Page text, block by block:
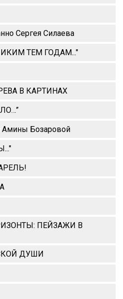
Сергея Силаева
ТЕМ ГОДАМ..."
В КАРТИНАХ
Амины Бозаровой
ПЕЙЗАЖИ В
ДУШИ